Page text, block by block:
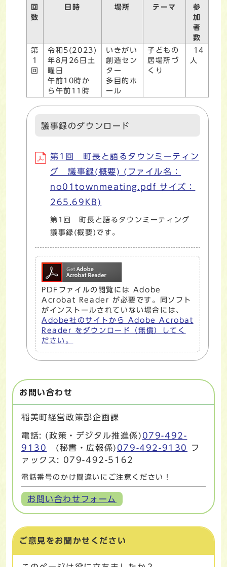
回
数
日時 場所 テーマ
参
加
者
数
第
1
回
令和5(2023)
年8月26日土
曜日
午前10時か
ら午前11時
いきがい
創造セン
ター
多目的ホ
ール
子どもの
居場所づ
くり
14
人
議事録のダウンロード
第1回 町長と語るタウンミーティン
グ 議事録(概要) (ファイル名：
no01townmeating.pdf サイズ：
265.69KB)
第1回 町長と語るタウンミーティング
議事録(概要)です。
PDFファイルの閲覧には Adobe
Acrobat Reader が必要です。同ソフト
がインストールされていない場合には、
Adobe社のサイトから Adobe Acrobat
Reader をダウンロード（無償）してく
ださい。
お問い合わせ
稲美町経営政策部企画課
電話: (政策・デジタル推進係) 079-492-
9130
(秘書・広報係) 079-492-9130
フ
ァックス: 079-492-5162
電話番号のかけ間違いにご注意ください！
お問い合わせフォーム
ご意見をお聞かせください